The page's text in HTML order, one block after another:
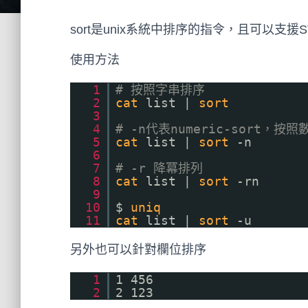
sort是unix系統中排序的指令，且可以支援
使用方法
1
# 按照字串排序
2
cat list | sort
3
4
# -n代表numeric-sort，按照數
5
cat list | sort
-n
6
7
# -r 降冪排列
8
cat list | sort
-rn
9
10
$ uniq
11
cat list | sort -u
另外也可以針對欄位排序
1
1 456
2
2 123